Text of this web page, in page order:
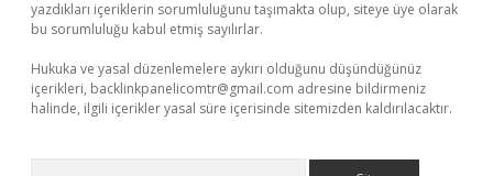
yazdıkları içeriklerin sorumluluğunu taşımakta olup, siteye üye olarak
bu sorumluluğu kabul etmiş sayılırlar.
Hukuka ve yasal düzenlemelere aykırı olduğunu düşündüğünüz
içerikleri, backlinkpanelicomtr@gmail.com adresine bildirmeniz
halinde, ilgili içerikler yasal süre içerisinde sitemizden kaldırılacaktır.